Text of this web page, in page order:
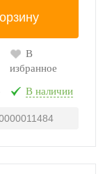
В
избранное
В наличии